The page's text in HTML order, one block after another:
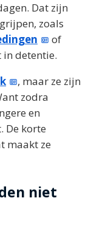
Dat zijn
zoals
of
detentie.
, maar ze zijn
zodra
en
De korte
maakt ze
niet